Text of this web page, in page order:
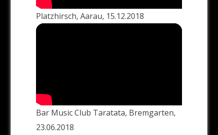
Platzhirsch, Aarau, 15.12.2018
Bar Music Club Taratata, Bremgarten,
23.06.2018